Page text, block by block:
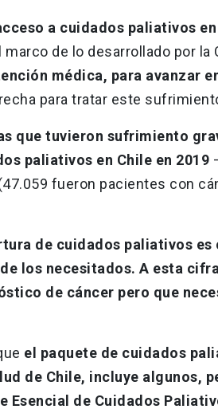
a cuidados paliativos
marco de lo desarrollado por la
médica, para avanzar
para tratar este
que tuvieron sufrimiento
paliativos en Chile en 2019
fueron pacientes con
de cuidados paliativos es
los necesitados. A esta
de cáncer pero que
el paquete de cuidados
de Chile, incluye algunos,
Esencial de Cuidados